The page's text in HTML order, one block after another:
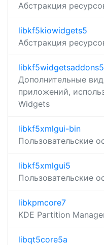
Абстракция
libkf5kiowidgets5
Абстракция
libkf5widgetsaddons5
Дополнительные
приложений,
Widgets
libkf5xmlgui-bin
Пользовательские
libkf5xmlgui5
Пользовательские
libkpmcore7
KDE Partition
libqt5core5a